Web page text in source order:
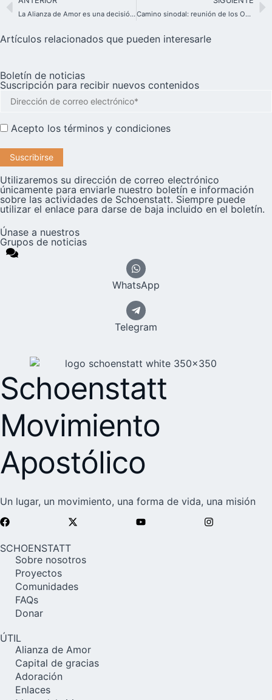
La Alianza de Amor es una decisión de vida Camino sinodal: reunión de los Obispos alemanes con los jefes de los Dicasterios
Artículos relacionados que pueden interesarle
Boletín de noticias
Suscripción para recibir nuevos contenidos
Acepto los términos y condiciones
Utilizaremos su dirección de correo electrónico
únicamente para enviarle nuestro boletín e información
sobre las actividades de Schoenstatt. Siempre puede
utilizar el enlace para darse de baja incluido en el boletín.
Únase a nuestros
Grupos de noticias
WhatsApp
Telegram
Schoenstatt
Movimiento
Apostólico
Un lugar, un movimiento, una forma de vida, una misión
SCHOENSTATT
Sobre nosotros
Proyectos
Comunidades
FAQs
Donar
ÚTIL
Alianza de Amor
Capital de gracias
Adoración
Enlaces